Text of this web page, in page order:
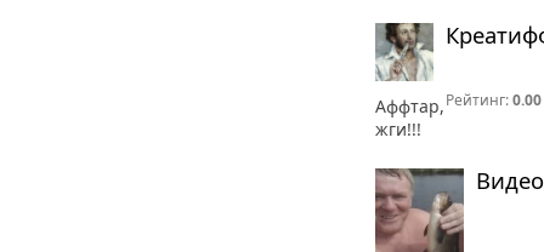
Аффтар,
жги!!!
Рейтинг:0.00
Видео